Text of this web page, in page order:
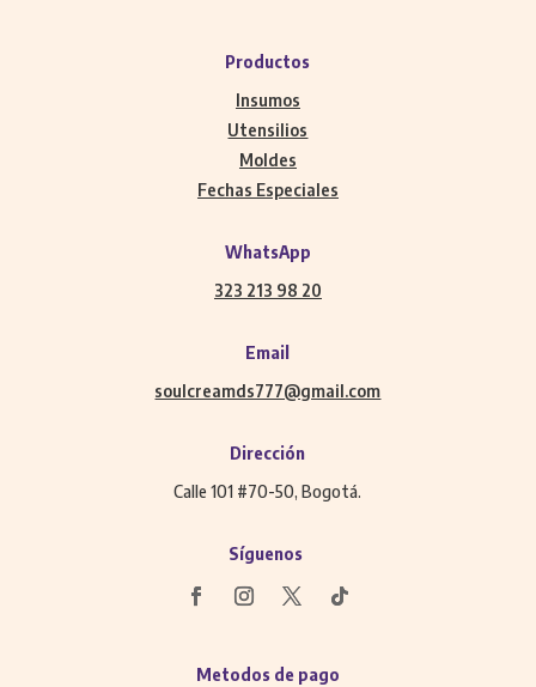
Productos
Insumos
Utensilios
Moldes
Fechas Especiales
WhatsApp
323 213 98 20
Email
soulcreamds777@gmail.com
Dirección
Calle 101 #70-50, Bogotá.
Síguenos
Metodos de pago